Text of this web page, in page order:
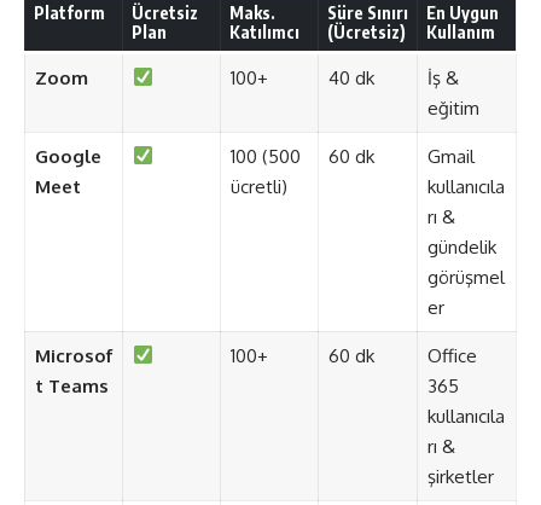
Platform
Ücretsiz
Plan
Maks.
Katılımcı
Süre Sınırı
(Ücretsiz)
En Uygun
Kullanım
Zoom 100+ 40 dk
İş &
eğitim
Google
Meet
100 (500
ücretli)
60 dk
Gmail
kullanıcıla
rı &
gündelik
görüşmel
er
Microsof
t Teams
100+ 60 dk
Office
365
kullanıcıla
rı &
şirketler